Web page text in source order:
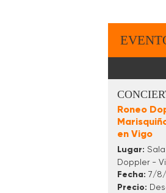
Roneo
en Vigo
Lugar: Sala
Doppler -
Fecha: 7/
Precio: